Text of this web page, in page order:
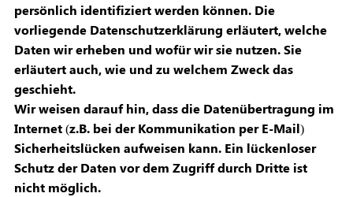
persönlich identifiziert werden können. Die
vorliegende Datenschutzerklärung erläutert, welche
Daten wir erheben und wofür wir sie nutzen. Sie
erläutert auch, wie und zu welchem Zweck das
geschieht.
Wir weisen darauf hin, dass die Datenübertragung im
Internet (z.B. bei der Kommunikation per E-Mail)
Sicherheitslücken aufweisen kann. Ein lückenloser
Schutz der Daten vor dem Zugriff durch Dritte ist
nicht möglich.